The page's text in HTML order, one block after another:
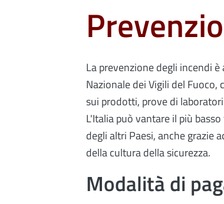
La prevenzione degli incendi
Nazionale dei Vigili del
sui prodotti, prove di
L'Italia può vantare il più
degli altri Paesi, anche grazie
della cultura della sicurezza.
Modalità di